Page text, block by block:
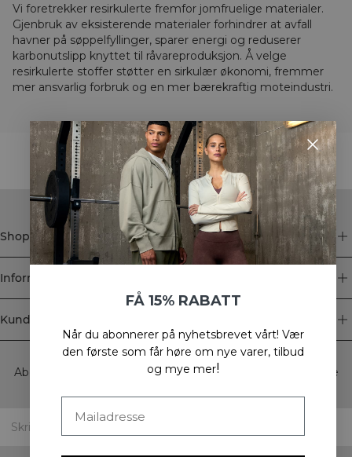
Vi foretrekker resirkulerte fremfor jomfruelige materialer.
Gjenbruk av eksisterende materialer forhindrer at avfall
havner på søppelfyllinger, sparer energi og reduserer
karbonutslipp knyttet til råvareproduksjon. Å velge
resirkulerte stoffer støtter en sirkulær økonomi, fremmer
mer ansvarlig forbruk og en mer bærekraftig moteindustri.
STYLE WITH
Shop
Informasjon
Kundeservice
Newsletter
Abonner på nyhetsbrevet vårt! Få eksklusive tilbud, de siste
FÅ 15% RABATT
Når du abonnerer på nyhetsbrevet vårt! Vær
den første som får høre om nye varer, tilbud
og mye mer!